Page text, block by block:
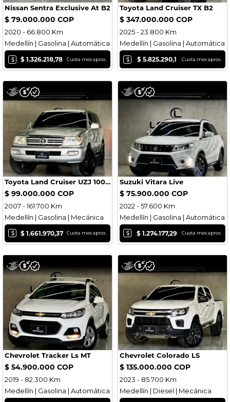
Nissan Sentra Exclusive At B2
$ 79.000.000 COP
2020 - 66.800 Km
Medellín | Gasolina | Automática
$ $ 1.326.218,78 Cuota mes aprox.
Toyota Land Cruiser TX B2
$ 347.000.000 COP
2025 - 23.800 Km
Medellín | Gasolina | Automática
$ $ 5.825.290,1 Cuota mes aprox.
Toyota Land Cruiser UZJ 100 Elite AT
$ 99.000.000 COP
2007 - 161.700 Km
Medellín | Gasolina | Mecánica
$ $ 1.661.970,37 Cuota mes aprox.
Suzuki Vitara Live
$ 75.900.000 COP
2022 - 57.600 Km
Medellín | Gasolina | Automática
$ $ 1.274.177,29 Cuota mes aprox.
Chevrolet Tracker Ls MT
$ 54.900.000 COP
2019 - 82.300 Km
Medellín | Gasolina | Automática
Chevrolet Colorado LS
$ 135.000.000 COP
2023 - 85.700 Km
Medellín | Diesel | Mecánica